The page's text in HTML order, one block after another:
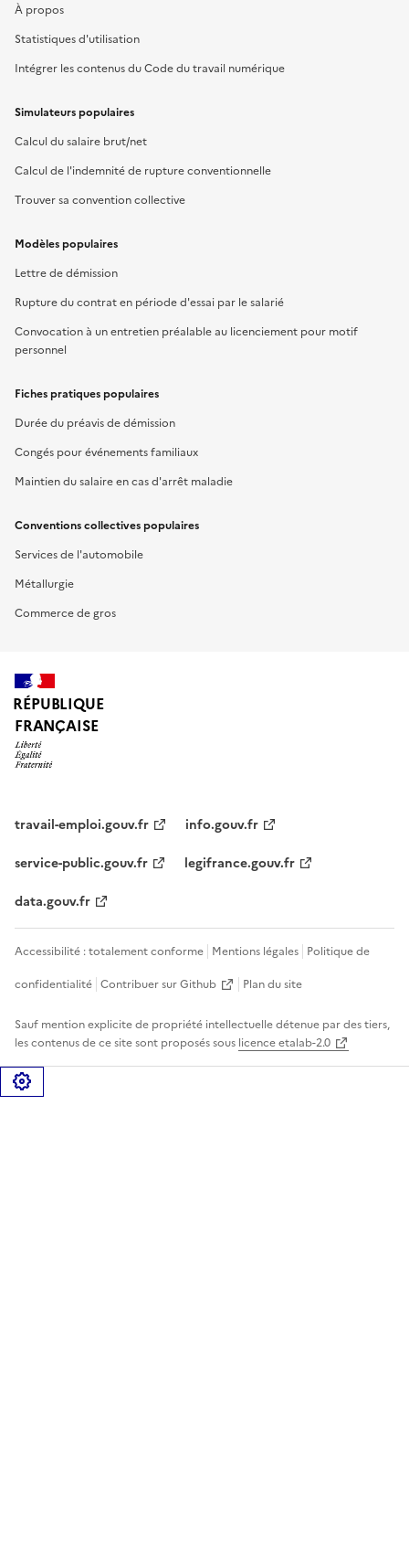
À propos
Statistiques d'utilisation
Intégrer les contenus du Code du travail numérique
Simulateurs populaires
Calcul du salaire brut/net
Calcul de l'indemnité de rupture conventionnelle
Trouver sa convention collective
Modèles populaires
Lettre de démission
Rupture du contrat en période d'essai par le salarié
Convocation à un entretien préalable au licenciement pour motif
personnel
Fiches pratiques populaires
Durée du préavis de démission
Congés pour événements familiaux
Maintien du salaire en cas d'arrêt maladie
Conventions collectives populaires
Services de l'automobile
Métallurgie
Commerce de gros
RÉPUBLIQUE
FRANÇAISE
travail-emploi.gouv.fr
info.gouv.fr
service-public.gouv.fr
legifrance.gouv.fr
data.gouv.fr
Accessibilité : totalement conforme Mentions légales Politique de
confidentialité Contribuer sur Github Plan du site
Sauf mention explicite de propriété intellectuelle détenue par des tiers,
les contenus de ce site sont proposés sous licence etalab-2.0
Gérer les cookies